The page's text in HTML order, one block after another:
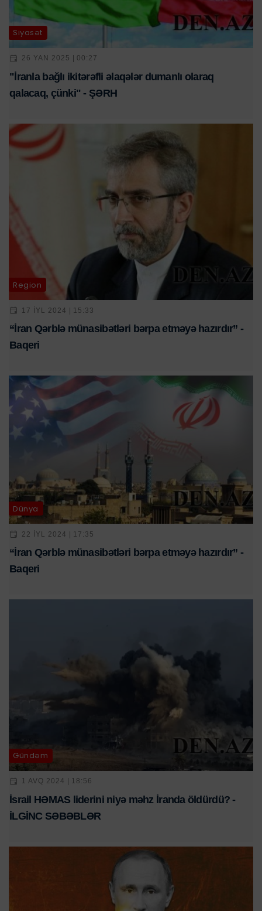
Siyasət
26 YAN 2025 | 00:27
"İranla bağlı ikitərəfli əlaqələr dumanlı olaraq
qalacaq, çünki" - ŞƏRH
Region
17 IYL 2024 | 15:33
“İran Qərblə münasibətləri bərpa etməyə hazırdır” -
Baqeri
Dünya
22 IYL 2024 | 17:35
“İran Qərblə münasibətləri bərpa etməyə hazırdır” -
Baqeri
Gündəm
1 AVQ 2024 | 18:56
İsrail HƏMAS liderini niyə məhz İranda öldürdü? -
İLGİNC SƏBƏBLƏR